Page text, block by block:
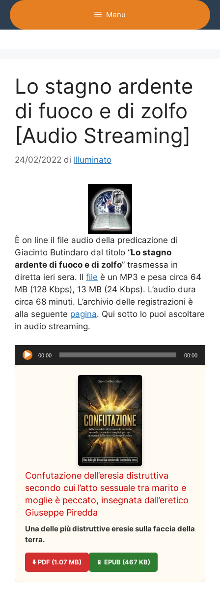
Vai
contenuto
Menu
Lo stagno ardente
di fuoco e di zolfo
[Audio Streaming]
24/02/2022 di Illuminato
È on line il file audio della predicazione di
Giacinto Butindaro dal titolo “Lo stagno
ardente di fuoco e di zolfo” trasmessa in
diretta ieri sera. Il file è un MP3 e pesa circa 64
MB (128 Kbps), 13 MB (24 Kbps). L’audio dura
circa 68 minuti. L’archivio delle registrazioni è
alla seguente pagina. Qui sotto lo puoi ascoltare
in audio streaming.
Audio
Player
00:00 00:00
Confutazione dell’eresia distruttiva
secondo cui l’atto sessuale tra marito e
moglie è peccato, insegnata dall’eretico
Giuseppe Piredda
Una delle più distruttive eresie sulla faccia della
terra.
⬇️ PDF (1.07 MB) 📱 EPUB (467 KB)